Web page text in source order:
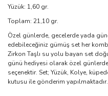
Yüzük: 1,60 gr.
Toplam: 21,10 gr.
Özel günlerde, gecelerde yada
edebileceğiniz gümüş set her
Zirkon Taşlı su yolu bayan set
günü hediyesi olarak özel
seçenektir. Set; Yüzük, Kolye,
kutusu ile gönderim yapılmaktadır.